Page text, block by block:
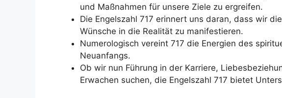
und Maßnahmen für unsere Ziele zu ergreifen.
Die Engelszahl 717 erinnert uns daran, dass wir
Wünsche in die Realität zu manifestieren.
Numerologisch vereint 717 die Energien des
Neuanfangs.
Ob wir nun Führung in der Karriere,
Erwachen suchen, die Engelszahl 717 bietet